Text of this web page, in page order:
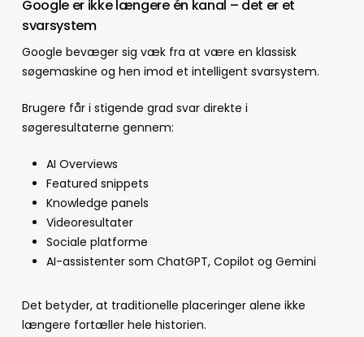
Google er ikke længere én kanal – det er et
svarsystem
Google bevæger sig væk fra at være en klassisk
søgemaskine og hen imod et intelligent svarsystem.
Brugere får i stigende grad svar direkte i
søgeresultaterne gennem:
AI Overviews
Featured snippets
Knowledge panels
Videoresultater
Sociale platforme
AI-assistenter som ChatGPT, Copilot og Gemini
Det betyder, at traditionelle placeringer alene ikke
længere fortæller hele historien.